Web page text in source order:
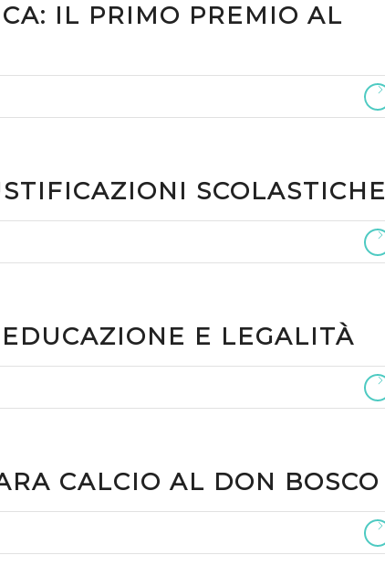
IL PRIMO PREMIO AL
SCOLASTICHE
E LEGALITÀ
CALCIO AL DON BOSCO